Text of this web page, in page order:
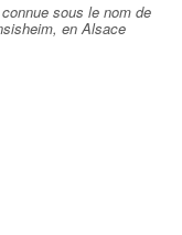
sous le nom de
en Alsace